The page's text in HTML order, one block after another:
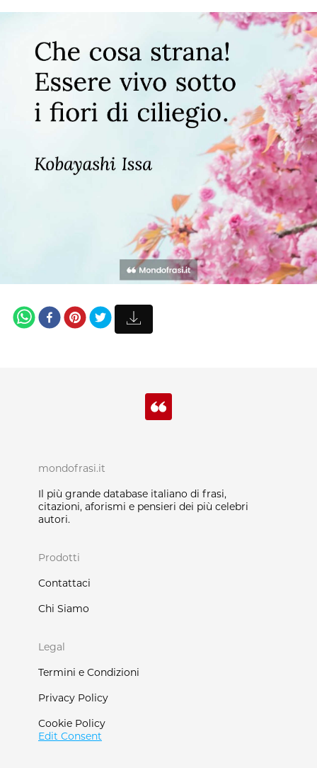
mondofrasi.it
Il più grande database italiano di frasi,
citazioni, aforismi e pensieri dei più celebri
autori.
Prodotti
Contattaci
Chi Siamo
Legal
Termini e Condizioni
Privacy Policy
Cookie Policy
Edit Consent